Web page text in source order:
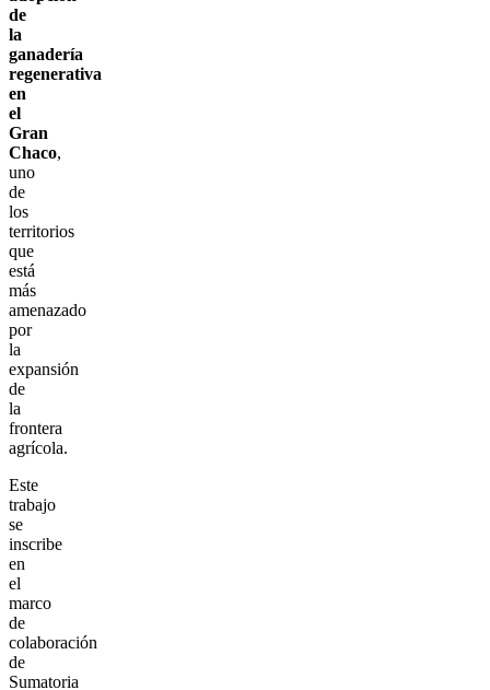
de
la
ganadería
regenerativa
en
el
Gran
Chaco,
uno
de
los
territorios
que
está
más
amenazado
por
la
expansión
de
la
frontera
agrícola.
Este
trabajo
se
inscribe
en
el
marco
de
colaboración
de
Sumatoria